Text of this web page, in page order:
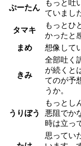
ぷーたん
もっと吐
ていまし
タマキ
もっとひ
かったと
まめ
想像して
きみ
全部吐く
が続くと
てのが予
うか。
うりぼう
もっとし
悪阻でか
時は立っ
思ってい